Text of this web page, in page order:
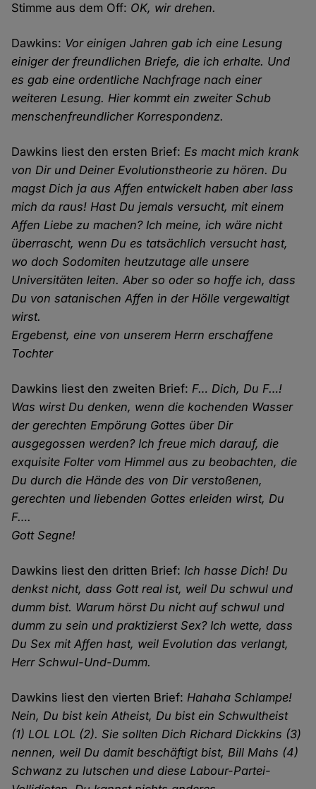
Stimme aus dem Off: OK, wir drehen.
Dawkins: Vor einigen Jahren gab ich eine Lesung
einiger der freundlichen Briefe, die ich erhalte. Und
es gab eine ordentliche Nachfrage nach einer
weiteren Lesung. Hier kommt ein zweiter Schub
menschenfreundlicher Korrespondenz.
Dawkins liest den ersten Brief:Es macht mich krank
von Dir und Deiner Evolutionstheorie zu hören. Du
magst Dich ja aus Affen entwickelt haben aber lass
mich da raus! Hast Du jemals versucht, mit einem
Affen Liebe zu machen? Ich meine, ich wäre nicht
überrascht, wenn Du es tatsächlich versucht hast,
wo doch Sodomiten heutzutage alle unsere
Universitäten leiten. Aber so oder so hoffe ich, dass
Du von satanischen Affen in der Hölle vergewaltigt
wirst.
Ergebenst, eine von unserem Herrn erschaffene
Tochter
Dawkins liest den zweiten Brief:F… Dich, Du F…!
Was wirst Du denken, wenn die kochenden Wasser
der gerechten Empörung Gottes über Dir
ausgegossen werden? Ich freue mich darauf, die
exquisite Folter vom Himmel aus zu beobachten, die
Du durch die Hände des von Dir verstoßenen,
gerechten und liebenden Gottes erleiden wirst, Du
F….
Gott Segne!
Dawkins liest den dritten Brief:Ich hasse Dich! Du
denkst nicht, dass Gott real ist, weil Du schwul und
dumm bist. Warum hörst Du nicht auf schwul und
dumm zu sein und praktizierst Sex? Ich wette, dass
Du Sex mit Affen hast, weil Evolution das verlangt,
Herr Schwul-Und-Dumm.
Dawkins liest den vierten Brief:Hahaha Schlampe!
Nein, Du bist kein Atheist, Du bist ein Schwultheist
(1) LOL LOL (2). Sie sollten Dich Richard Dickkins (3)
nennen, weil Du damit beschäftigt bist, Bill Mahs (4)
Schwanz zu lutschen und diese Labour-Partei-